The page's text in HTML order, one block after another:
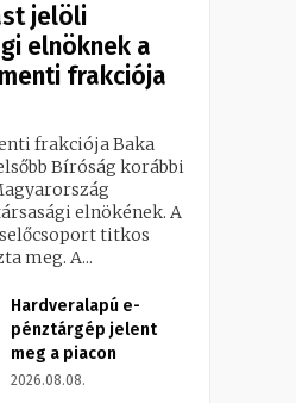
jelöli
elnöknek a
frakciója
frakciója Baka
Bíróság korábbi
elnökének. A
titkos
meg. A...
Hardveralapú e-
pénztárgép jelent
meg a piacon
2026.08.08.